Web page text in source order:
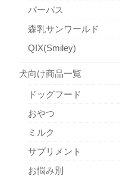
パーパス
森乳サンワールド
QIX(Smiley)
犬向け商品一覧
ドッグフード
おやつ
ミルク
サプリメント
お悩み別